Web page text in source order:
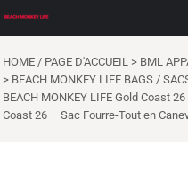
HOME / PAGE D'ACCUEIL > BML
> BEACH MONKEY LIFE BAGS /
BEACH MONKEY LIFE Gold Coast
Coast 26 – Sac Fourre-Tout en